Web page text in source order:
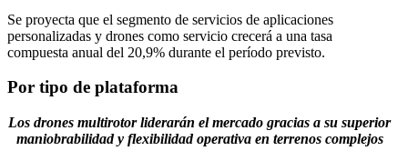
Se proyecta que el segmento de servicios de aplicaciones
personalizadas y drones como servicio crecerá a una tasa
compuesta anual del 20,9% durante el período previsto.
Por tipo de plataforma
Los drones multirotor liderarán el mercado gracias a su superior
maniobrabilidad y flexibilidad operativa en terrenos complejos